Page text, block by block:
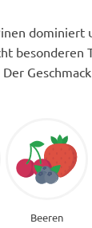
dominiert
Beeren